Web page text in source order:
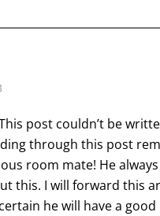
post couldn’t be
through this post
room mate! He
this. I will forward this
he will have a good